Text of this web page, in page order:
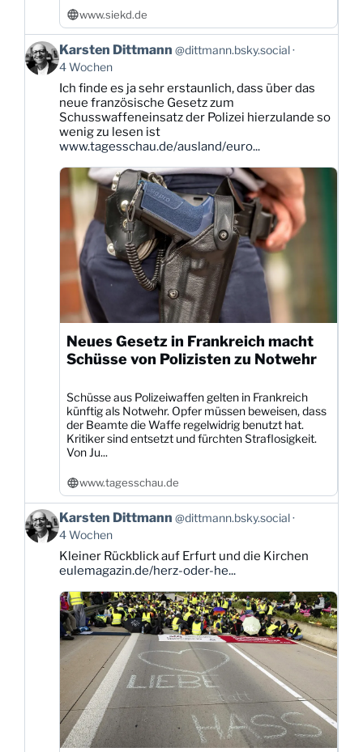
www.siekd.de
Beitrag
von
Karsten
Dittmann
Bluesky
ansehen
Karsten Dittmann @dittmann.bsky.social
4 Wochen
Ich finde es ja sehr erstaunlich, dass über das
neue französische Gesetz zum
Schusswaffeneinsatz der Polizei hierzulande so
wenig zu lesen ist
www.tagesschau.de/ausland/euro...
Neues Gesetz in Frankreich macht
Schüsse von Polizisten zu Notwehr
Schüsse aus Polizeiwaffen gelten in Frankreich
künftig als Notwehr. Opfer müssen beweisen, dass
der Beamte die Waffe regelwidrig benutzt hat.
Kritiker sind entsetzt und fürchten Straflosigkeit.
Von Ju...
www.tagesschau.de
Beitrag
von
Karsten
Dittmann
Bluesky
ansehen
Karsten Dittmann @dittmann.bsky.social
4 Wochen
Kleiner Rückblick auf Erfurt und die Kirchen
eulemagazin.de/herz-oder-he...